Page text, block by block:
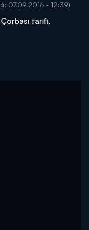
07.09.2016 - 12:39)
tarifi,